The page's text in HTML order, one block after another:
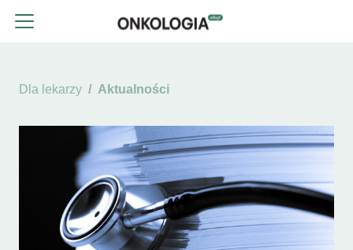
Dla lekarzy Aktualności